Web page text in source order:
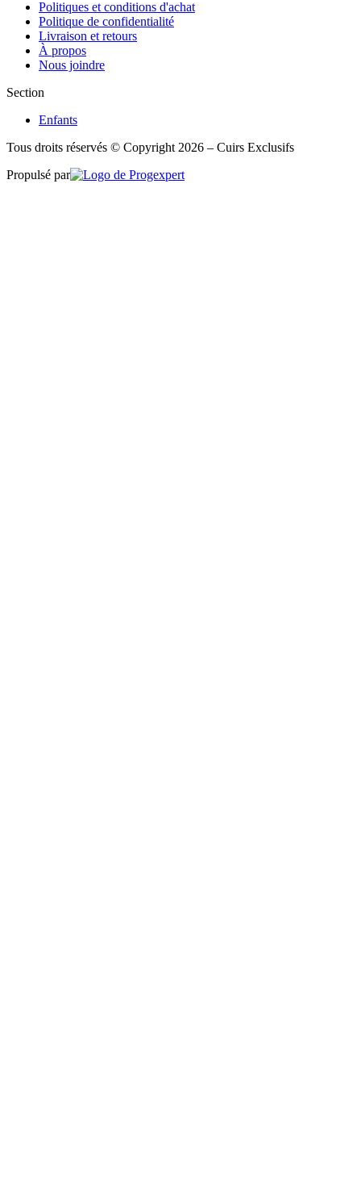
Politiques et conditions d'achat
Politique de confidentialité
Livraison et retours
À propos
Nous joindre
Section
Enfants
Tous droits réservés © Copyright 2026 – Cuirs Exclusifs
Propulsé par